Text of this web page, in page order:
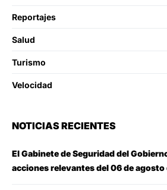
Reportajes
Salud
Turismo
Velocidad
NOTICIAS RECIENTES
El Gabinete de Seguridad del
acciones relevantes del 06 de agosto